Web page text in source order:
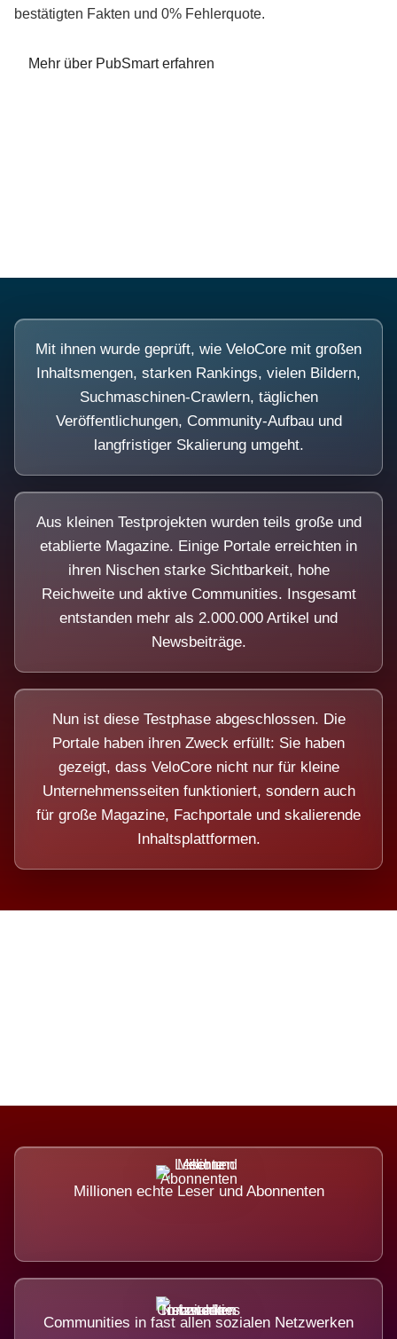
bestätigten Fakten und 0% Fehlerquote.
Mehr über PubSmart erfahren
Mit ihnen wurde geprüft, wie VeloCore mit großen
Inhaltsmengen, starken Rankings, vielen Bildern,
Suchmaschinen-Crawlern, täglichen
Veröffentlichungen, Community-Aufbau und
langfristiger Skalierung umgeht.
Aus kleinen Testprojekten wurden teils große und
etablierte Magazine. Einige Portale erreichten in
ihren Nischen starke Sichtbarkeit, hohe
Reichweite und aktive Communities. Insgesamt
entstanden mehr als 2.000.000 Artikel und
Newsbeiträge.
Nun ist diese Testphase abgeschlossen. Die
Portale haben ihren Zweck erfüllt: Sie haben
gezeigt, dass VeloCore nicht nur für kleine
Unternehmensseiten funktioniert, sondern auch
für große Magazine, Fachportale und skalierende
Inhaltsplattformen.
Millionen echte Leser und Abonnenten
Communities in fast allen sozialen Netzwerken